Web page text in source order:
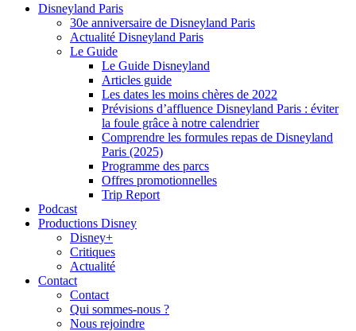
Disneyland Paris
30e anniversaire de Disneyland Paris
Actualité Disneyland Paris
Le Guide
Le Guide Disneyland
Articles guide
Les dates les moins chères de 2022
Prévisions d’affluence Disneyland Paris : éviter
la foule grâce à notre calendrier
Comprendre les formules repas de Disneyland
Paris (2025)
Programme des parcs
Offres promotionnelles
Trip Report
Podcast
Productions Disney
Disney+
Critiques
Actualité
Contact
Contact
Qui sommes-nous ?
Nous rejoindre